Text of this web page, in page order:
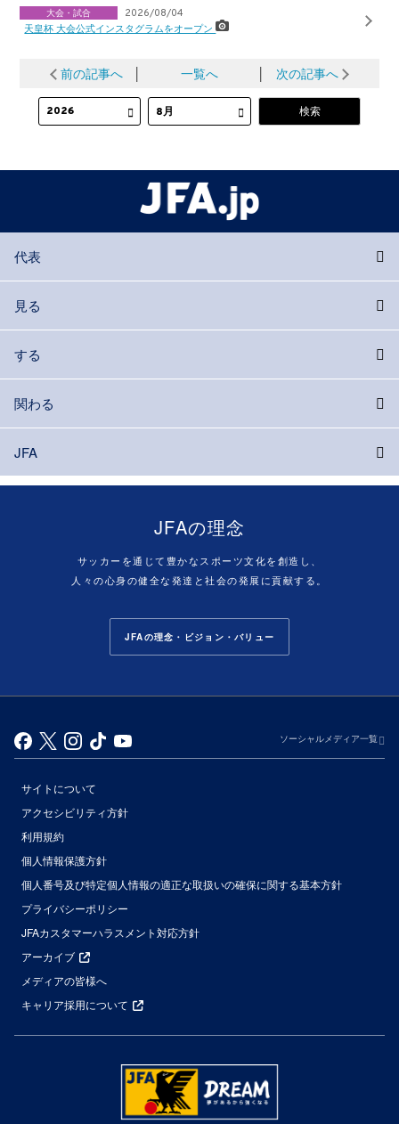
大会・試合 2026/08/04
天皇杯 大会公式インスタグラムをオープン
前の記事へ 一覧へ 次の記事へ
代表
見る
する
関わる
JFA
JFAの理念
サッカーを通じて豊かなスポーツ文化を創造し、
人々の心身の健全な発達と社会の発展に貢献する。
JFAの理念・ビジョン・バリュー
ソーシャルメディア一覧
サイトについて
アクセシビリティ方針
利用規約
個人情報保護方針
個人番号及び特定個人情報の適正な取扱いの確保に関する基本方針
プライバシーポリシー
JFAカスタマーハラスメント対応方針
アーカイブ
メディアの皆様へ
キャリア採用について